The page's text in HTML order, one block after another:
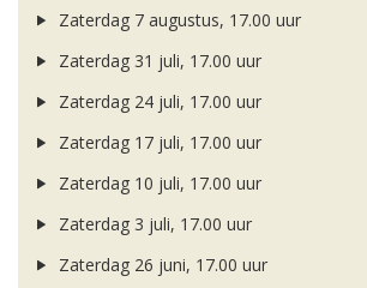
Zaterdag 7 augustus, 17.00 uur
Zaterdag 31 juli, 17.00 uur
Zaterdag 24 juli, 17.00 uur
Zaterdag 17 juli, 17.00 uur
Zaterdag 10 juli, 17.00 uur
Zaterdag 3 juli, 17.00 uur
Zaterdag 26 juni, 17.00 uur